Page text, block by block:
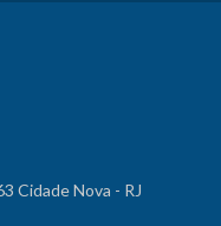
Cidade Nova - RJ